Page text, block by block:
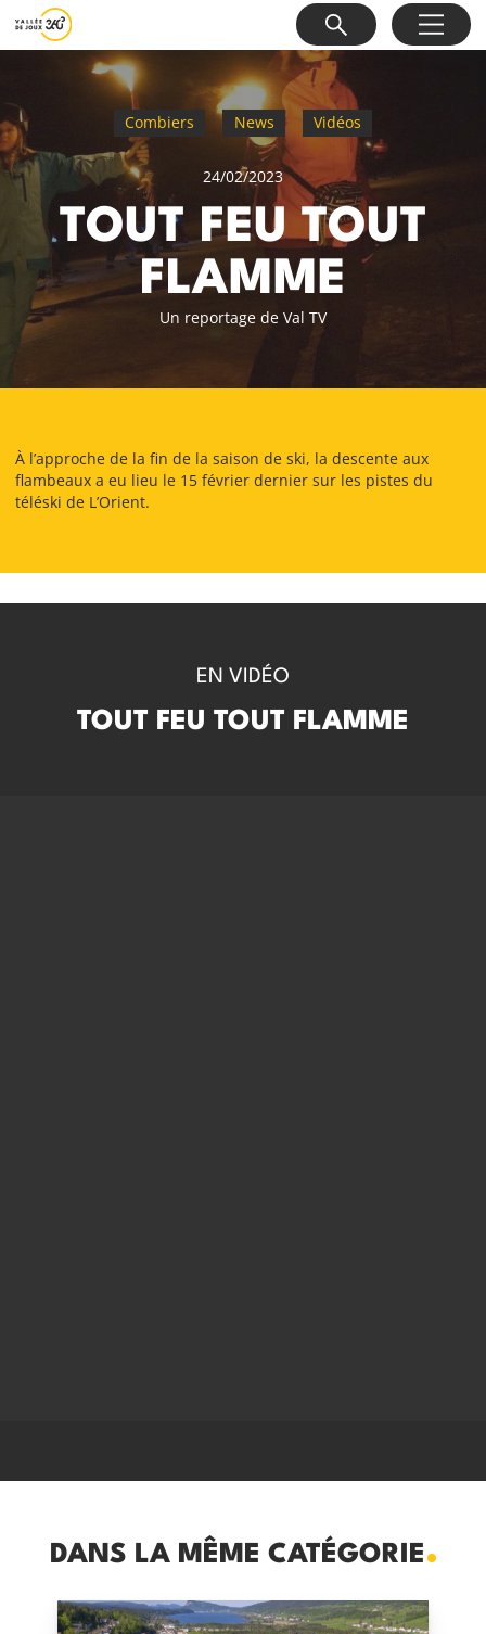
Combiers News Vidéos
24/02/2023
TOUT FEU TOUT
FLAMME
Un reportage de Val TV
À l’approche de la fin de la saison de ski, la descente aux
flambeaux a eu lieu le 15 février dernier sur les pistes du
téléski de L’Orient.
EN VIDÉO
TOUT FEU TOUT FLAMME
DANS LA MÊME CATÉGORIE